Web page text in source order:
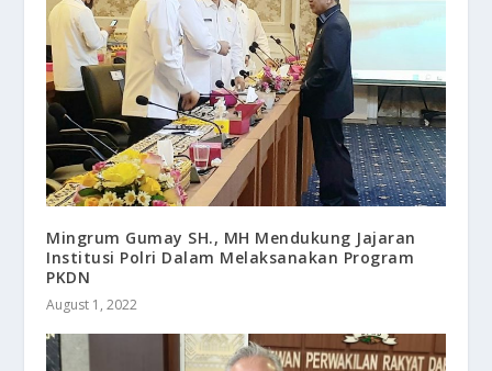
Mingrum Gumay SH., MH Mendukung Jajaran
Institusi Polri Dalam Melaksanakan Program
PKDN
August 1, 2022